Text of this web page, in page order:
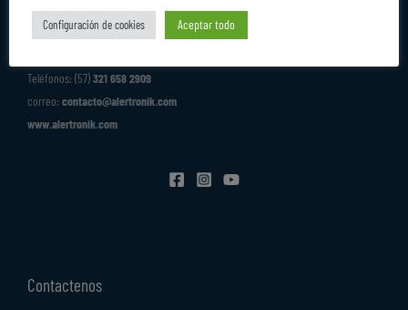
Alertronik
Teléfonos: (57)321 658 2909
correo: contacto@alertronik.com
www.alertronik.com
Contactenos
Configuración de cookies Aceptar todo